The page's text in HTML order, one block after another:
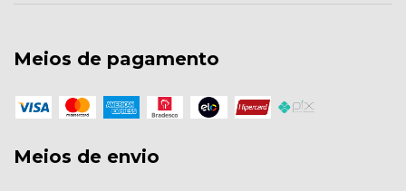
Meios de pagamento
Meios de envio